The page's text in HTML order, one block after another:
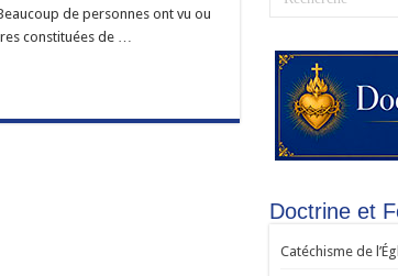
de personnes ont vu ou
constituées de …
Doctrine et
Catéchisme de